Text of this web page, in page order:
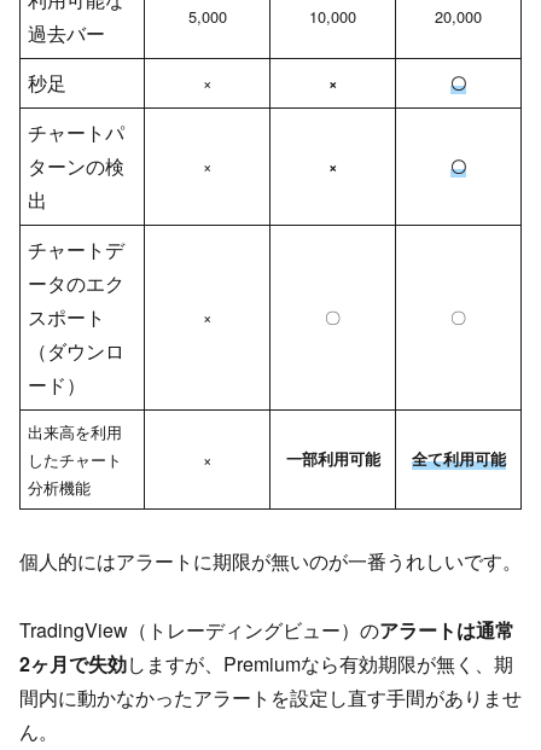
過去バー
5,000 10,000 20,000
秒足 × × 〇
チャートパ
ターンの検
出
× × 〇
チャートデ
ータのエク
スポート
（ダウンロ
ード）
× 〇 〇
出来高を利用
したチャート
分析機能
× 一部利用可能 全て利用可能
個人的にはアラートに期限が無いのが一番うれしいです。
TradingView（トレーディングビュー）のアラートは通常
2ヶ月で失効しますが、Premiumなら有効期限が無く、期
間内に動かなかったアラートを設定し直す手間がありませ
ん。